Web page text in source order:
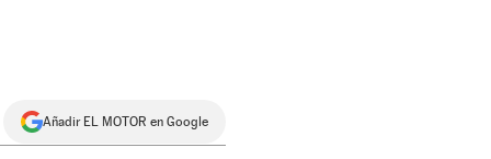
Añadir EL MOTOR en Google